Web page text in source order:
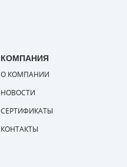
КОМПАНИЯ
О КОМПАНИИ
НОВОСТИ
СЕРТИФИКАТЫ
КОНТАКТЫ